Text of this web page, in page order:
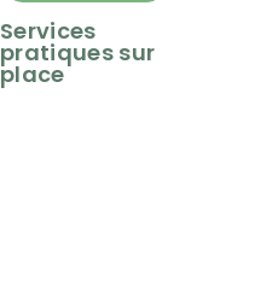
Services
pratiques sur
place